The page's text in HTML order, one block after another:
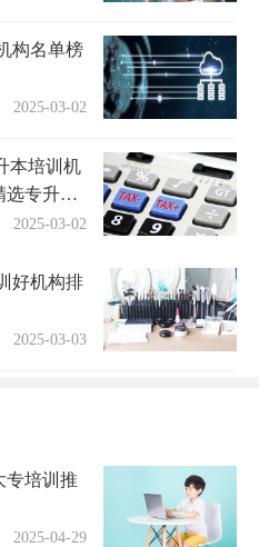
构名单榜
2025-03-02
本培训机
选专升本
2025-03-02
好机构排
2025-03-03
专培训推
2025-04-29